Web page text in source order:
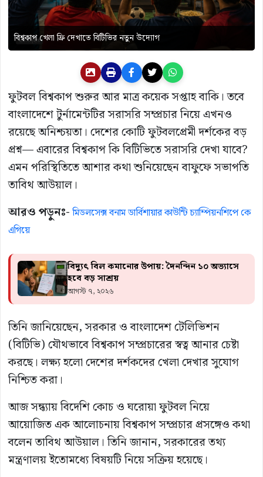
বিশ্বকাপ খেলা ফ্রি দেখাতে বিটিভির নতুন উদ্যোগ
ফুটবল বিশ্বকাপ শুরুর আর মাত্র কয়েক সপ্তাহ বাকি। তবে
বাংলাদেশে টুর্নামেন্টটির সরাসরি সম্প্রচার নিয়ে এখনও
রয়েছে অনিশ্চয়তা। দেশের কোটি ফুটবলপ্রেমী দর্শকের বড়
প্রশ্ন— এবারের বিশ্বকাপ কি বিটিভিতে সরাসরি দেখা যাবে?
এমন পরিস্থিতিতে আশার কথা শুনিয়েছেন বাফুফে সভাপতি
তাবিথ আউয়াল।
আরও পড়ুনঃ-মিডলসেক্স বনাম ডার্বিশায়ার কাউন্টি চ্যাম্পিয়নশিপে কে
এগিয়ে
বিদ্যুৎ বিল কমানোর উপায়: দৈনন্দিন ১০ অভ্যাসে
হবে বড় সাশ্রয়
আগস্ট ৭, ২০২৬
তিনি জানিয়েছেন, সরকার ও বাংলাদেশ টেলিভিশন
(বিটিভি) যৌথভাবে বিশ্বকাপ সম্প্রচারের স্বত্ব আনার চেষ্টা
করছে। লক্ষ্য হলো দেশের দর্শকদের খেলা দেখার সুযোগ
নিশ্চিত করা।
আজ সন্ধ্যায় বিদেশি কোচ ও ঘরোয়া ফুটবল নিয়ে
আয়োজিত এক আলোচনায় বিশ্বকাপ সম্প্রচার প্রসঙ্গেও কথা
বলেন তাবিথ আউয়াল। তিনি জানান, সরকারের তথ্য
মন্ত্রণালয় ইতোমধ্যে বিষয়টি নিয়ে সক্রিয় হয়েছে।